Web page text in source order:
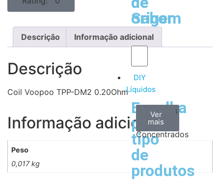
Sabor
origem
DIY
Líquidos
Escolha
por
tipo
de
produtos
Aromas
Concentrados
Ver
todos
Bases
Ver
mais
Accesorios
Ver
mais
Descrição Informação adicional
Descrição
Coil Voopoo TPP-DM2 0.20Ohm
Informação adicional
Peso
0,017 kg